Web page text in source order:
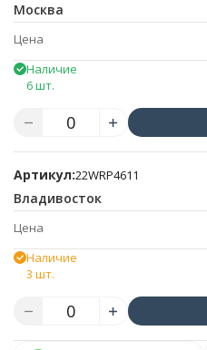
Москва
Цена
Наличие
6 шт.
Артикул:22WRP4611
Владивосток
Цена
Наличие
3 шт.